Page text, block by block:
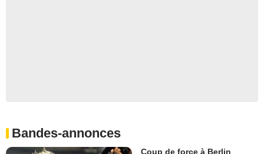
Bandes-annonces
Coup de force à Berlin